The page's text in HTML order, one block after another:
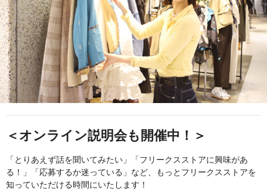
＜オンライン説明会も開催中！＞
「とりあえず話を聞いてみたい」「フリークスストアに興味があ
る！」「応募するか迷っている」など、もっとフリークスストアを
知っていただける時間にいたします！